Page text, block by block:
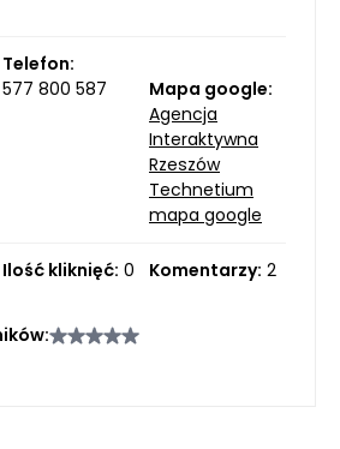
Telefon:
577 800 587
Mapa google:
Agencja
Interaktywna
Rzeszów
Technetium
mapa google
Ilość kliknięć: 0 Komentarzy: 2